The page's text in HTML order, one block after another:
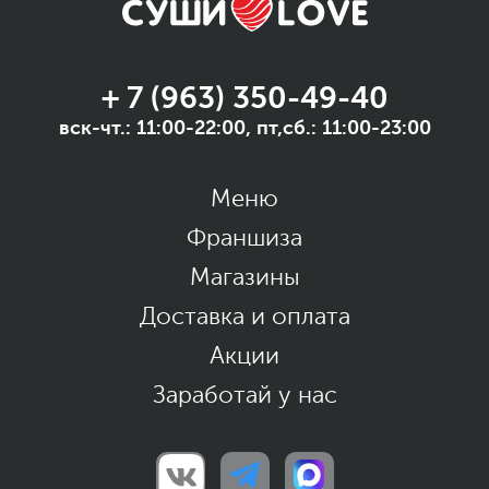
+ 7 (963) 350-49-40
вск-чт.: 11:00-22:00, пт,сб.: 11:00-23:00
Меню
Франшиза
Магазины
Доставка и оплата
Акции
Заработай у нас